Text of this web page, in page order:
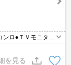
ロ●ＴＶモニター
を見る